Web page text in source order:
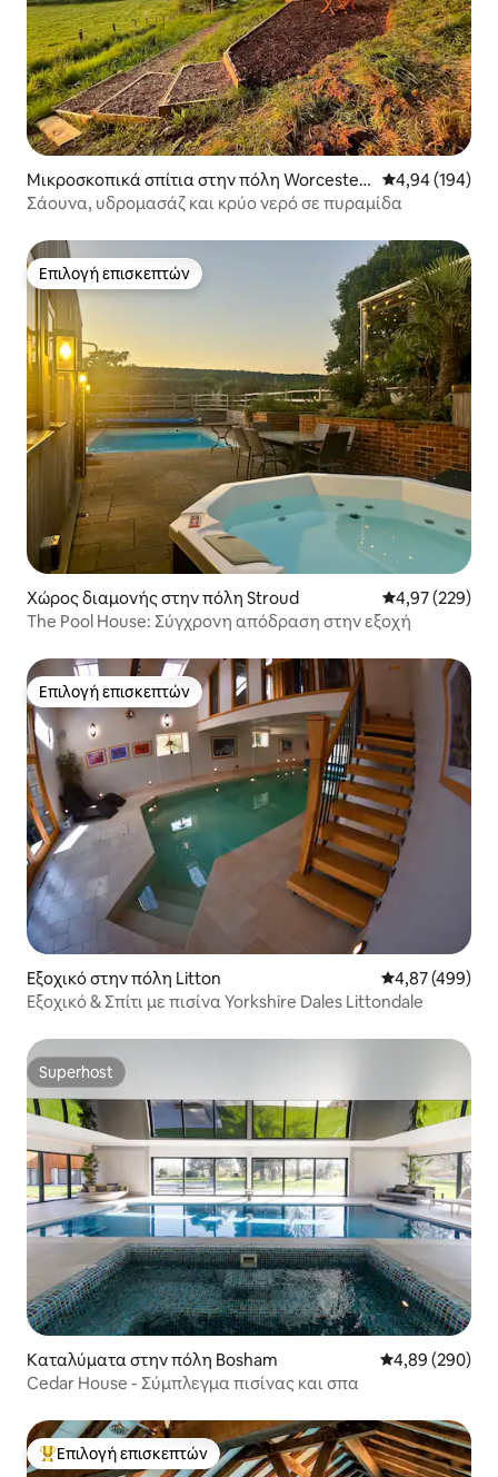
Μικροσκοπικά σπίτια στην πόλη Worcesters
hire
Μέση
4,94 (194)
Σάουνα, υδρομασάζ και κρύο νερό σε πυραμίδα
Επιλογή επισκεπτών
Επιλογή επισκεπτών
Χώρος διαμονής στην πόλη Stroud Μέση
4,97 (229)
The Pool House: Σύγχρονη απόδραση στην εξοχή
Επιλογή επισκεπτών
Επιλογή επισκεπτών
Εξοχικό στην πόλη Litton Μέση
4,87 (499)
Εξοχικό & Σπίτι με πισίνα Yorkshire Dales Littondale
Superhost
Superhost
Καταλύματα στην πόλη Bosham Μέση
4,89 (290)
Cedar House - Σύμπλεγμα πισίνας και σπα
Κορυφαία επιλογή επισκεπτών
Επιλογή επισκεπτών